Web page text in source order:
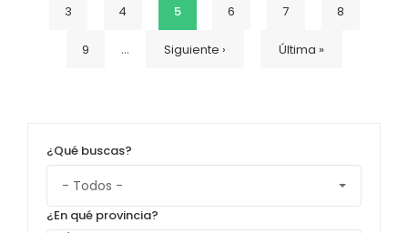
página anterior
Página
3 Página
4 Página
actual
5 Página
6 Página
7 Página
8
Página
9 … Siguiente
Siguiente › Última
Última »
¿Qué buscas?
¿En qué provincia?